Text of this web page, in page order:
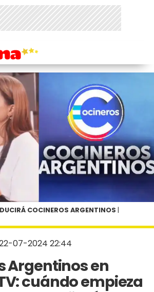
07-2024 22:44
Argentinos en
cuándo empieza
COCINEROS ARGENTINOS |